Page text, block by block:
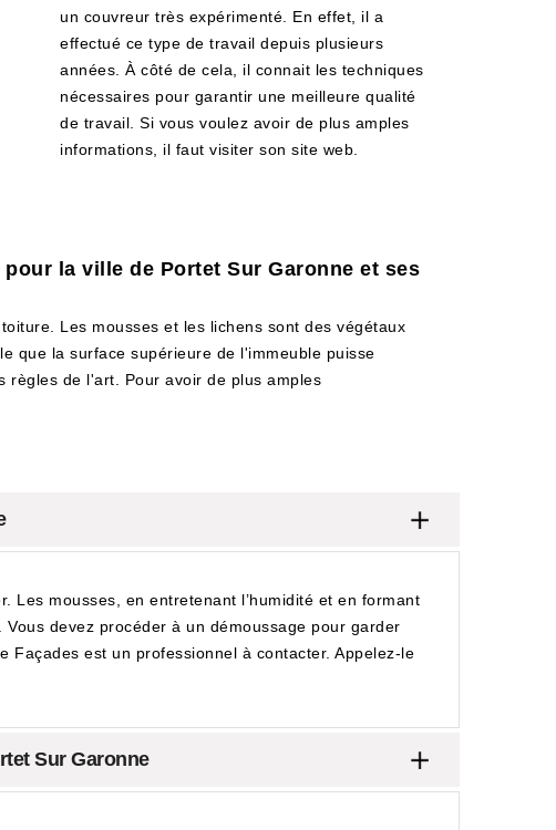
un couvreur très expérimenté. En effet, il a
effectué ce type de travail depuis plusieurs
années. À côté de cela, il connait les techniques
nécessaires pour garantir une meilleure qualité
de travail. Si vous voulez avoir de plus amples
informations, il faut visiter son site web.
la ville de Portet Sur Garonne et ses
Les mousses et les lichens sont des végétaux
que la surface supérieure de l'immeuble puisse
règles de l'art. Pour avoir de plus amples
Les mousses, en entretenant l’humidité et en formant
devez procéder à un démoussage pour garder
Façades est un professionnel à contacter. Appelez-le
Sur Garonne